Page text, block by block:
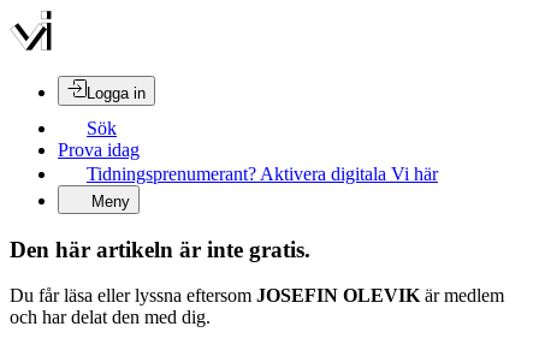
Logga in
Sök
Prova idag
Tidningsprenumerant? Aktivera digitala Vi här
Meny
Den här artikeln är inte gratis.
Du får läsa eller lyssna eftersom JOSEFIN OLEVIKär medlem
och har delat den med dig.